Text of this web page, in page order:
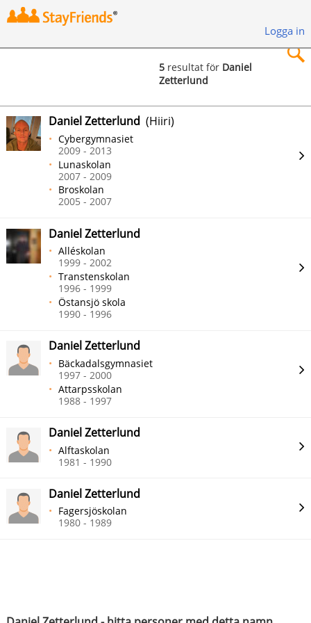
Logga in
Sök
5 resultat för Daniel
Zetterlund
Daniel Zetterlund (Hiiri)
Cybergymnasiet
2009 - 2013
Lunaskolan
2007 - 2009
Broskolan
2005 - 2007
Daniel Zetterlund
Alléskolan
1999 - 2002
Transtenskolan
1996 - 1999
Östansjö skola
1990 - 1996
Daniel Zetterlund
Bäckadalsgymnasiet
1997 - 2000
Attarpsskolan
1988 - 1997
Daniel Zetterlund
Alftaskolan
1981 - 1990
Daniel Zetterlund
Fagersjöskolan
1980 - 1989